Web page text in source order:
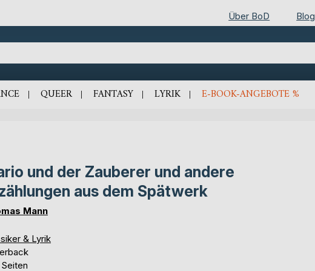
Über BoD Blog
QUEER FANTASY LYRIK E-BOOK-ANGEBOTE %
und der Zauberer und andere
aus dem Spätwerk
Mann
& Lyrik